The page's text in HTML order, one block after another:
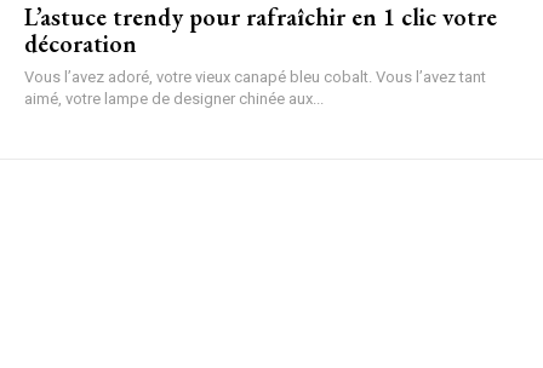
L’astuce trendy pour rafraîchir en 1 clic votre
décoration
Vous l’avez adoré, votre vieux canapé bleu cobalt. Vous l’avez tant
aimé, votre lampe de designer chinée aux...